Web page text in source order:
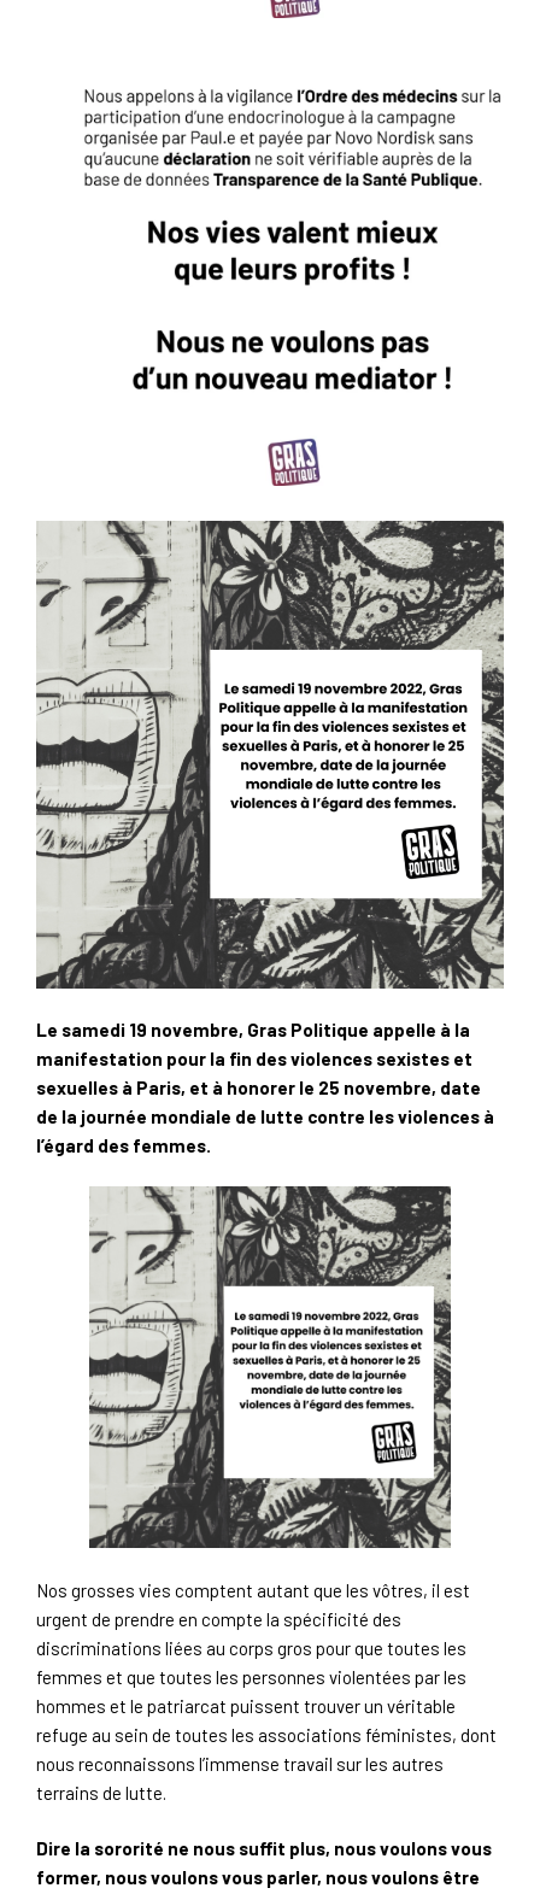
Le samedi 19 novembre, Gras Politique appelle à la
manifestation pour la fin des violences sexistes et
sexuelles à Paris, et à honorer le 25 novembre, date
de la journée mondiale de lutte contre les violences à
l’égard des femmes.
Nos grosses vies comptent autant que les vôtres, il est
urgent de prendre en compte la spécificité des
discriminations liées au corps gros pour que toutes les
femmes et que toutes les personnes violentées par les
hommes et le patriarcat puissent trouver un véritable
refuge au sein de toutes les associations féministes, dont
nous reconnaissons l’immense travail sur les autres
terrains de lutte.
Dire la sororité ne nous suffit plus, nous voulons vous
former, nous voulons vous parler, nous voulons être